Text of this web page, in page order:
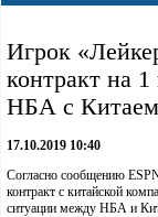
Игрок
контракт на
НБА с Китаем
17.10.2019 10:40
Согласно сообщению
контракт с китайской
ситуации между НБА и